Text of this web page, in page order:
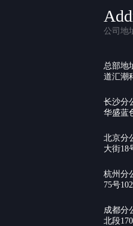
公司地
总部地
道汇潮
长沙分
华盛蓝
北京分
大街18
杭州分
75号
成都分
北段